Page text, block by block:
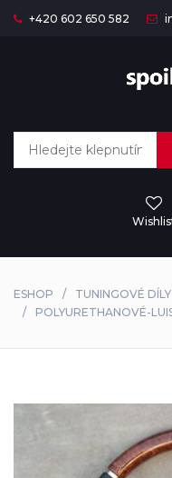
+420 602 650 582
ESHOP TUNINGOVÉ DÍLY
POLYURETHANOVÉ-